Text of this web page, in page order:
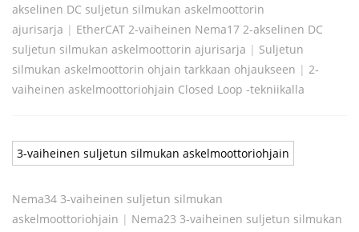
akselinen DC suljetun silmukan askelmoottorin
ajurisarja | EtherCAT 2-vaiheinen Nema17 2-akselinen DC
suljetun silmukan askelmoottorin ajurisarja | Suljetun
silmukan askelmoottorin ohjain tarkkaan ohjaukseen | 2-
vaiheinen askelmoottoriohjain Closed Loop -tekniikalla
3-vaiheinen suljetun silmukan askelmoottoriohjain
Nema34 3-vaiheinen suljetun silmukan
askelmoottoriohjain | Nema23 3-vaiheinen suljetun silmukan